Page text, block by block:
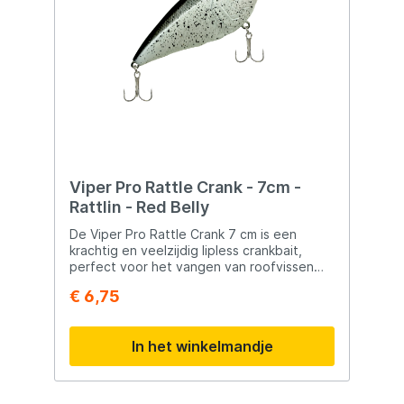
Viper Pro Rattle Crank - 7cm -
Rattlin - Red Belly
De Viper Pro Rattle Crank 7 cm is een
krachtig en veelzijdig lipless crankbait,
perfect voor het vangen van roofvissen
het ratellichaam en het trillende
van grote afstand aan.Voordelen van de
Viper Pro Rattle Crank✔ Ratellichaam –
Zorgt voor extra geluid en vibraties om
roofvissen uit te dagen.✔ Lipless ontwerp
€ 6,75
In het winkelmandje